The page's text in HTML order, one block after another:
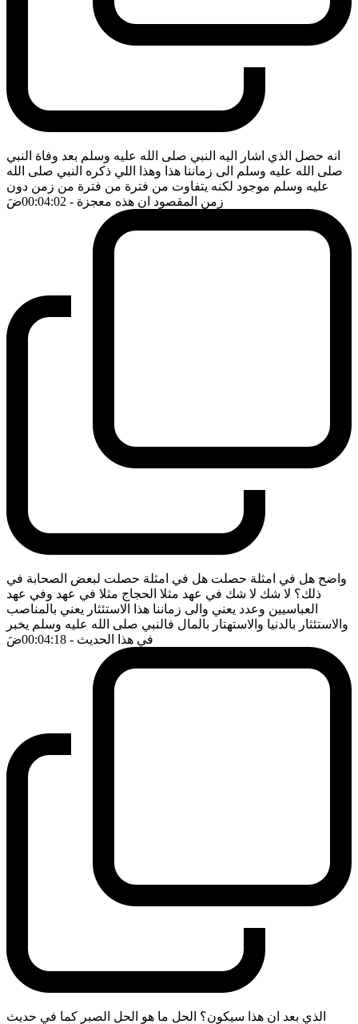
انه حصل الذي اشار اليه النبي صلى الله عليه وسلم بعد وفاة النبي
صلى الله عليه وسلم الى زماننا هذا وهذا اللي ذكره النبي صلى الله
عليه وسلم موجود لكنه يتفاوت من فترة من فترة من زمن دون
زمن المقصود ان هذه معجزة - 00:04:02 ضَ
واضح هل في امثلة حصلت هل في امثلة حصلت لبعض الصحابة في
ذلك؟ لا شك لا شك في عهد مثلا الحجاج مثلا في عهد وفي عهد
العباسيين وعدد يعني والى زماننا هذا الاستئثار يعني بالمناصب
والاستئثار بالدنيا والاستهتار بالمال فالنبي صلى الله عليه وسلم يخبر
في هذا الحديث - 00:04:18 ضَ
الذي بعد ان هذا سيكون؟ الحل ما هو الحل الصبر كما في حديث